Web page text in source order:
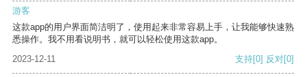
游客
这款app的用户界面简洁明了，使用起来非常容易上手，让我能够快速熟
悉操作。我不用看说明书，就可以轻松使用这款app。
2023-12-11
支持[0] 反对[0]